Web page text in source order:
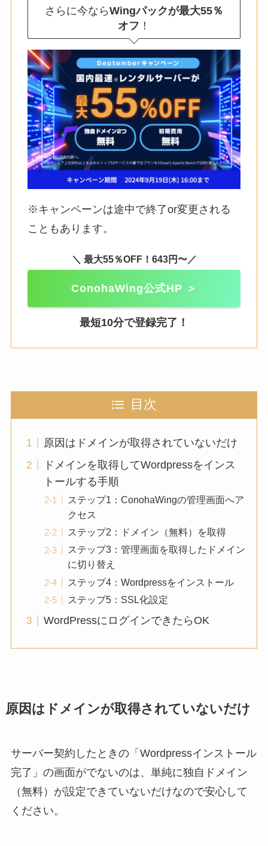
さらに今ならWingパックが最大55％
オフ ！
※キャンペーンは途中で終了or変更される
こともあります。
＼ 最大55％OFF！643円〜／
ConohaWing公式HP ＞
最短10分で登録完了！
目次
原因はドメインが取得されていないだけ
ドメインを取得してWordpressをインス
トールする手順
ステップ1：ConohaWingの管理画面へア
クセス
ステップ2：ドメイン（無料）を取得
ステップ3：管理画面を取得したドメイン
に切り替え
ステップ4：Wordpressをインストール
ステップ5：SSL化設定
WordPressにログインできたらOK
原因はドメインが取得されていないだけ
サーバー契約したときの「Wordpressインストール
完了」の画面がでないのは、単純に独自ドメイン
（無料）が設定できていないだけなので安心して
ください。